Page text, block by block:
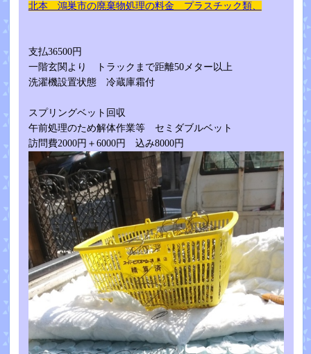
北本 鴻巣市の廃棄物処理の料金 プラスチック類、
支払36500円
一階玄関より トラックまで距離50メター以上
洗濯機設置状態 冷蔵庫霜付
スプリングベット回収
午前処理のため解体作業等 セミダブルベット
訪問費2000円＋6000円 込み8000円